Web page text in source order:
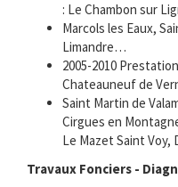
: Le Chambon sur
Marcols les Eaux,
Limandre…
2005-2010
Chateauneuf de
Saint Martin de
Cirgues en
Le Mazet Saint Voy,
Travaux Fonciers -